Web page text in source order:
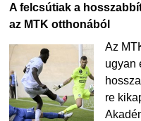
A felcsútiak a
az MTK otthonából
Az
ugyan
re